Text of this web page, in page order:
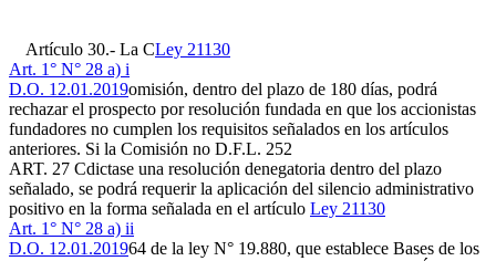
Artículo 30.- La CLey 21130
Art. 1° N° 28 a) i
D.O. 12.01.2019omisión, dentro del plazo de 180 días, podrá
rechazar el prospecto por resolución fundada en que los accionistas
fundadores no cumplen los requisitos señalados en los artículos
anteriores. Si la Comisión no D.F.L. 252
ART. 27 Cdictase una resolución denegatoria dentro del plazo
señalado, se podrá requerir la aplicación del silencio administrativo
positivo en la forma señalada en el artículo Ley 21130
Art. 1° N° 28 a) ii
D.O. 12.01.201964 de la ley N° 19.880, que establece Bases de los